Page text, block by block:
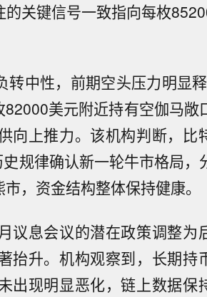
关键信号一致指向每枚
转中性，前期空头压力明显
美元附近持有空伽马敞
向上推力。该机构判断，比
规律确认新一轮牛市格局，
，资金结构整体保持健康。
议息会议的潜在政策调整为
抬升。机构观察到，长期持
出现明显恶化，链上数据保